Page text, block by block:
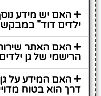
האם יש מידע
ילדים דוד"
האם האתר
הרישמי של גן
האם המידע על גן
דרך הוא בטוח